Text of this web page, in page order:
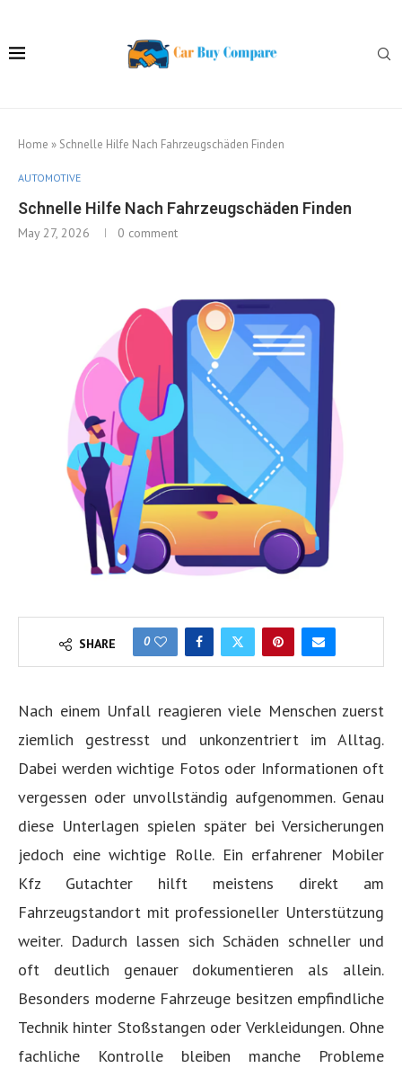
Home » Schnelle Hilfe Nach Fahrzeugschäden Finden
AUTOMOTIVE
Schnelle Hilfe Nach Fahrzeugschäden Finden
May 27, 2026 0 comment
SHARE 0
Nach einem Unfall reagieren viele Menschen zuerst
ziemlich gestresst und unkonzentriert im Alltag.
Dabei werden wichtige Fotos oder Informationen oft
vergessen oder unvollständig aufgenommen. Genau
diese Unterlagen spielen später bei Versicherungen
jedoch eine wichtige Rolle. Ein erfahrener Mobiler
Kfz Gutachter hilft meistens direkt am
Fahrzeugstandort mit professioneller Unterstützung
weiter. Dadurch lassen sich Schäden schneller und
oft deutlich genauer dokumentieren als allein.
Besonders moderne Fahrzeuge besitzen empfindliche
Technik hinter Stoßstangen oder Verkleidungen. Ohne
fachliche Kontrolle bleiben manche Probleme